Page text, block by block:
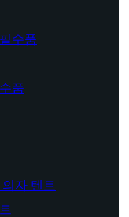
수품
품
자 텐트